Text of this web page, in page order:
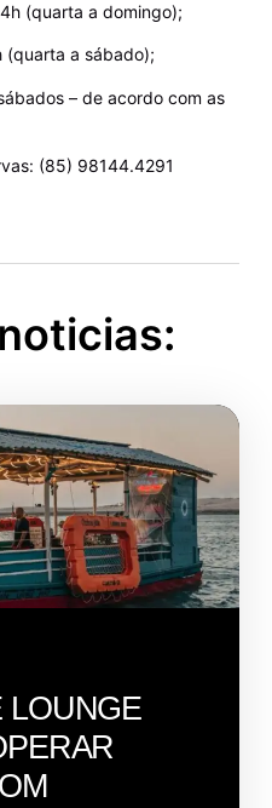
(quarta a domingo);
(quarta a sábado);
– de acordo com as
(85) 98144.4291
noticias:
LOUNGE